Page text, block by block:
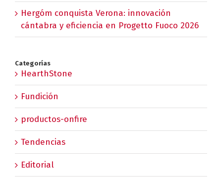
Hergóm conquista Verona: innovación
cántabra y eficiencia en Progetto Fuoco 2026
Categorías
HearthStone
Fundición
productos-onfire
Tendencias
Editorial